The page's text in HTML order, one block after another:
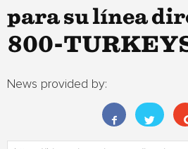
para su línea
800-
News provided by: